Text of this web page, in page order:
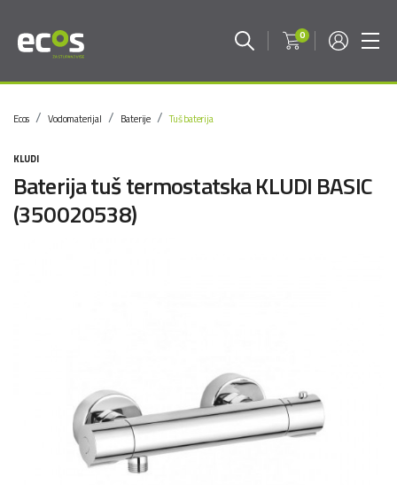
0
Ecos Vodomaterijal Baterije Tuš baterija
KLUDI
Baterija tuš termostatska KLUDI BASIC
(350020538)